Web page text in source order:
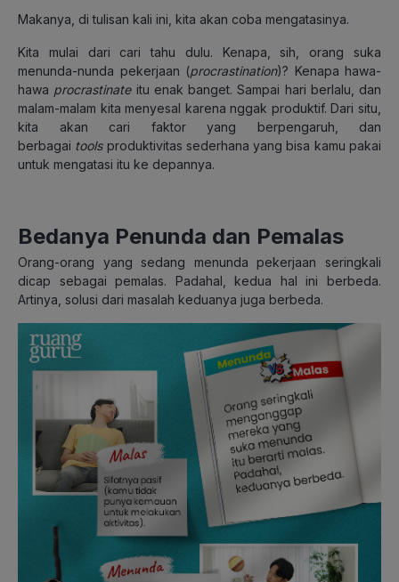
Makanya, di tulisan kali ini, kita akan coba mengatasinya.
Kita mulai dari cari tahu dulu. Kenapa, sih, orang suka
menunda-nunda pekerjaan (procrastination)? Kenapa hawa-
hawa procrastinate itu enak banget. Sampai hari berlalu, dan
malam-malam kita menyesal karena nggak produktif. Dari situ,
kita akan cari faktor yang berpengaruh, dan
berbagai tools produktivitas sederhana yang bisa kamu pakai
untuk mengatasi itu ke depannya.
Bedanya Penunda dan Pemalas
Orang-orang yang sedang menunda pekerjaan seringkali
dicap sebagai pemalas. Padahal, kedua hal ini berbeda.
Artinya, solusi dari masalah keduanya juga berbeda.